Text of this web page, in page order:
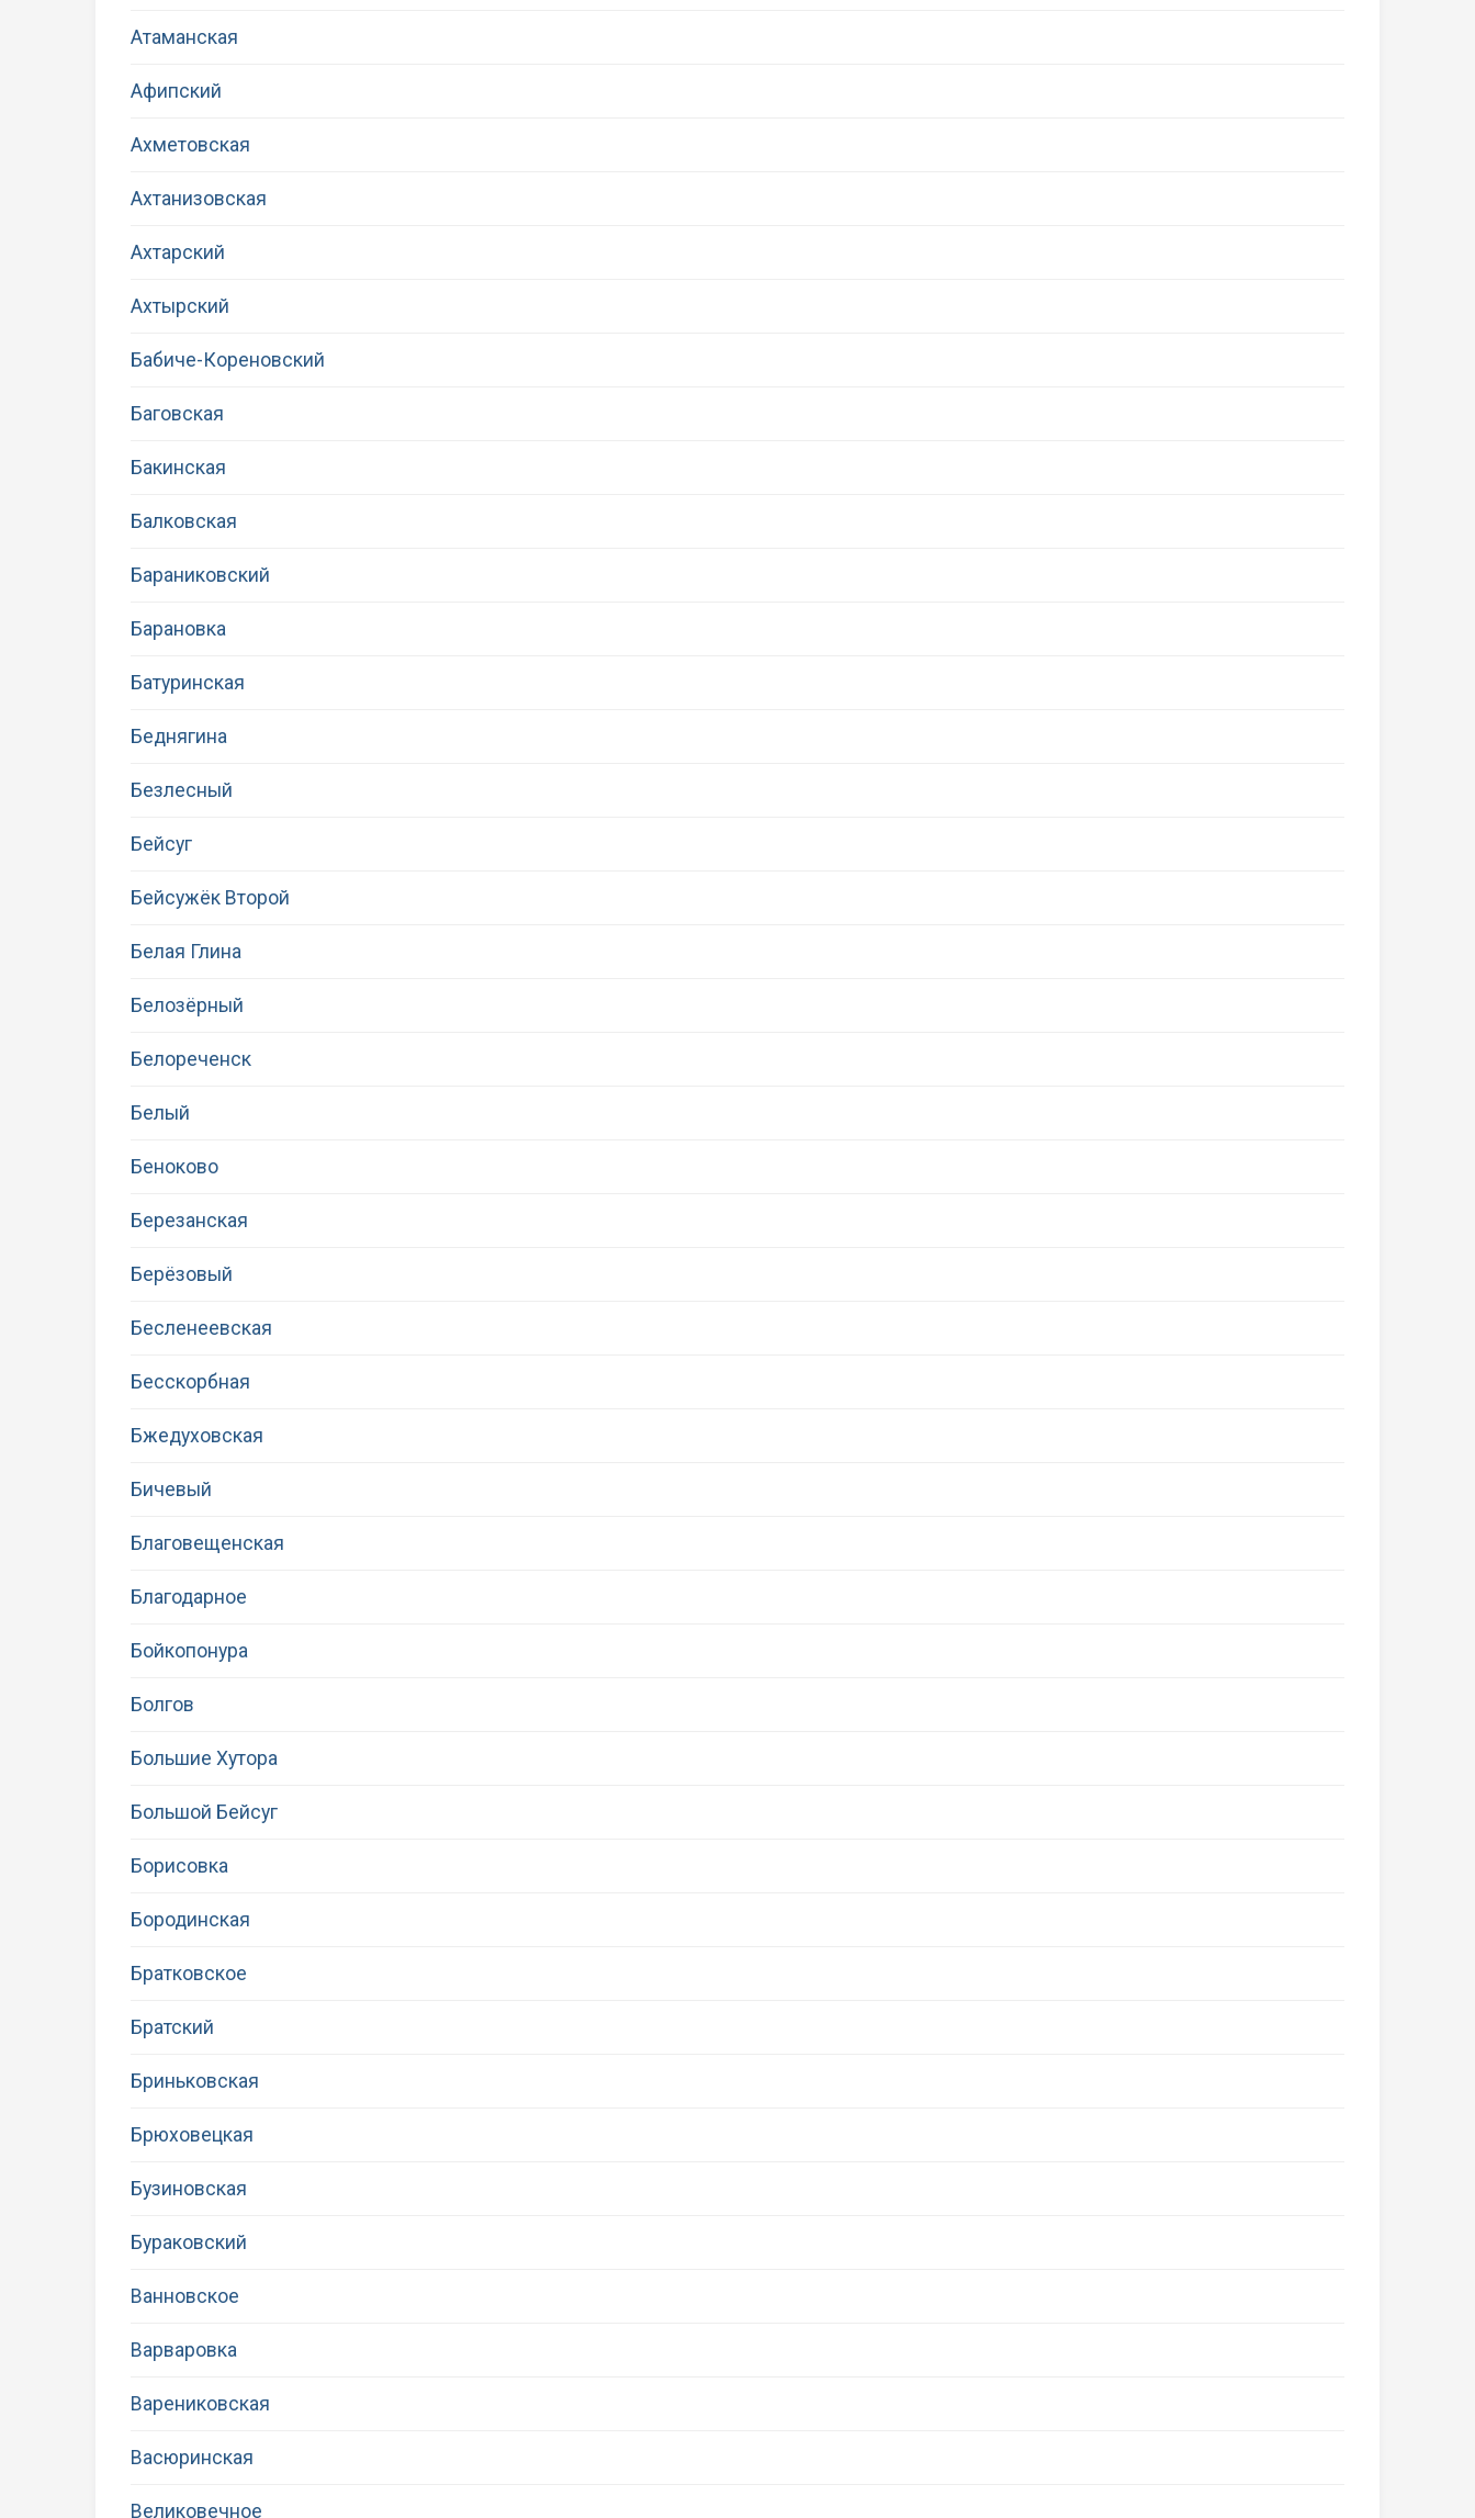
Атаманская
Афипский
Ахметовская
Ахтанизовская
Ахтарский
Ахтырский
Бабиче-Кореновский
Баговская
Бакинская
Балковская
Бараниковский
Барановка
Батуринская
Беднягина
Безлесный
Бейсуг
Бейсужёк Второй
Белая Глина
Белозёрный
Белореченск
Белый
Беноково
Березанская
Берёзовый
Бесленеевская
Бесскорбная
Бжедуховская
Бичевый
Благовещенская
Благодарное
Бойкопонура
Болгов
Большие Хутора
Большой Бейсуг
Борисовка
Бородинская
Братковское
Братский
Бриньковская
Брюховецкая
Бузиновская
Бураковский
Ванновское
Варваровка
Варениковская
Васюринская
Великовечное